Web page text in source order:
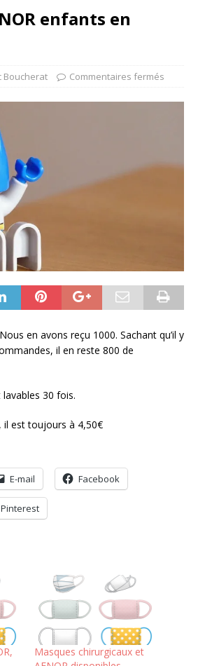
enfants en
Boucherat Commentaires fermés
en avons reçu 1000. Sachant qu’il y
il en reste 800 de
30 fois.
il est toujours à 4,50€
E-mail Facebook
Pinterest
Masques chirurgicaux et